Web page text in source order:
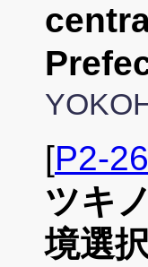
[P2-
ツキ
境選